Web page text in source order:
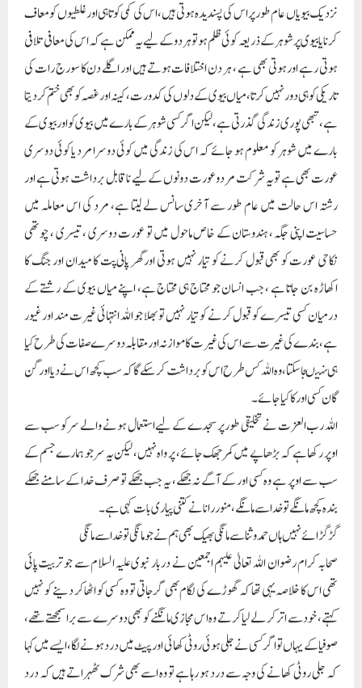
نزدیک بیویاں عام طور پر اس کی پسندیدہ ہوتی ہیں، اس کی کمی کوتاہی اور غلطیوں کو معاف
کرنایا بیوی پر شوہر کے ذریعہ کوئی ظلم ہو تو ہر دو کے لیے یہ ممکن ہے کہ اس کی معافی تلافی
ہوتی رہے اور ہوتی بھی ہے ، ہر دن اختلافات ہوتے ہیں اور اگلے دن کا سورج رات کی
تاریکی کو ہی دور نہیں کرتا، میاں بیوی کے دلوں کی کدورت ، کینہ اور غصہ کو بھی ختم کر دیتا
ہے ، تبھی پوری زندگی گذرتی ہے، لیکن اگر کسی شوہر کے بارے میں بیوی کو اور بیوی کے
بارے میں شوہر کو معلوم ہو جائے کہ اس کی زندگی میں کوئی دوسرا مرد یا کوئی دوسری
عورت بھی ہے تو یہ شرکت مرد وعورت دونوں کے لیے نا قابل برداشت ہوتی ہے اور
رشتہ اس حالت میں عام طور سے آخری سانس لے لیتا ہے، مرد کی اس معاملہ میں
حساسیت اپنی جگہ ، ہندوستان کے خاص ماحول میں تو عورت دوسری ، تیسری ، چوتھی
نکاحی عورت کو بھی قبول کرنے کو تیار نہیں ہوتی اور گھر پانی پت کا میدان اور جنگ کا
اکھاڑہ بن جاتا ہے ، جب انسان جو محتاج ہی محتاج ہے، اپنے میاں بیوی کے رشتے کے
درمیان کسی تیسرے کو قبول کرنے کو تیار نہیں تو بھلا جو اللہ انتہائی غیرت مند اور غیور
ہے، بندے کی غیرت سے اس کی غیرت کا موازنہ اور مقابلہ دوسرے صفات کی طرح کیا
ہی نہیںجا سکتا ، وہ اللہ کس طرح اس کو برداشت کر سکے گا کہ سب کچھ اس نے دیا اور گن
گان کسی اور کا کیا جائے۔
اللہ رب العزت نے تخلیقی طور پر سجدے کے لیے استعمال ہونے والے سر کو سب سے
اوپر رکھا ہے کہ بڑھاپے میں کمر جھک جائے، پر واہ نہیں، لیکن یہ سر جو ہمارے جسم کے
سب سے اوپر ہے وہ کسی اور کے آگے نہ جھکے، یہ جب جھکے تو صرف خدا کے سامنے جھکے
بندہ کچھ مانگے تو خدا سے مانگے ، منور رانا نے کتنی پیاری بات کہی ہے۔
گڑگڑا ئے نہیں ہاں حمد وثنا سے مانگی بھیک بھی ہم نے جو مانگی تو خدا سے مانگی
صحابہ کرام رضوان اللہ تعالیٰ علیہم اجمعین نے دربار نبوی علیہ السلام سے جو تربیت پائی
تھی اس کا خلاصہ یہی تھا کہ گھوڑے کی لگام بھی گرجاتی تو وہ کسی کو اٹھا کر دینے کو نہیں
کہتے ، خود سے اتر کر لے لیا کرتے وہ اس مجازی مانگنے کو بھی دوسرے سے برا سمجھتے تھے،
صوفیا کے یہاں تو اگر کسی نے جلی ہوئی روٹی کھائی اور پیٹ میں درد ہونے لگا ، ایسے میں کہا
کہ جلی روٹی کھانے کی وجہ سے درد ہو رہا ہے تو وہ اسے بھی شرک ٹھہراتے ہیں کہ درد